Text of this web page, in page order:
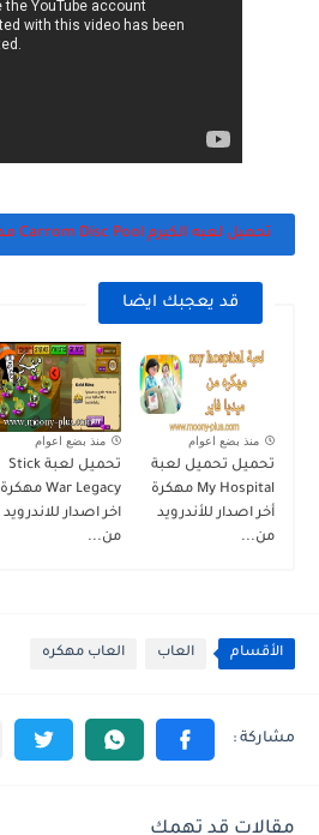
تحميل لعبه الكيرم Carrom Disc Pool مهكره
قد يعجبك ايضا
منذ بضع اعوام
تحميل تحميل لعبة
My Hospital مهكرة
أخر اصدار للأندرويد
من...
منذ بضع اعوام
تحميل لعبة Stick
War Legacy مهكرة
اخر اصدار للاندرويد
من...
الأقسام العاب العاب مهكره
مقالات قد تهمك